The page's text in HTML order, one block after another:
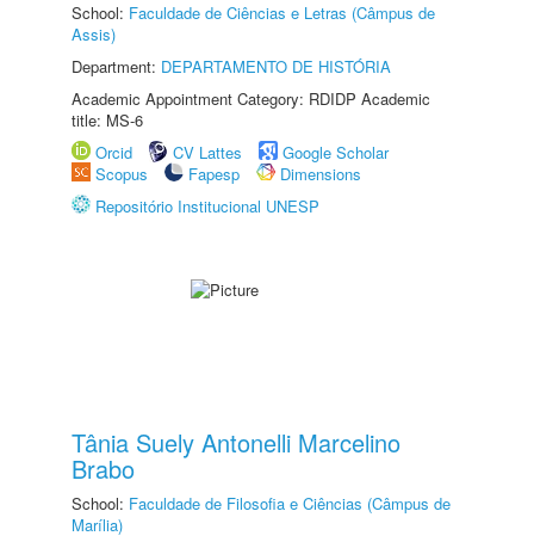
School: Faculdade de Ciências e Letras (Câmpus de
Assis)
Department: DEPARTAMENTO DE HISTÓRIA
Academic Appointment Category: RDIDP Academic
title: MS-6
Orcid
CV Lattes
Google Scholar
Scopus
Fapesp
Dimensions
Repositório Institucional UNESP
Tânia Suely Antonelli Marcelino
Brabo
School: Faculdade de Filosofia e Ciências (Câmpus de
Marília)